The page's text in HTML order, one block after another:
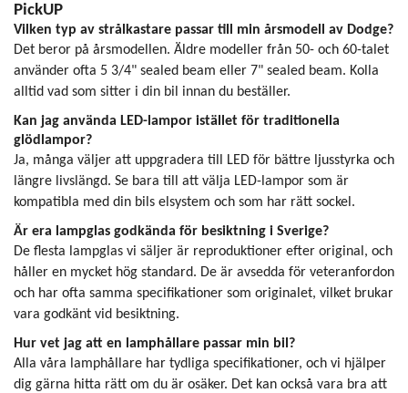
PickUP
Vilken typ av strålkastare passar till min årsmodell av Dodge?
Det beror på årsmodellen. Äldre modeller från 50- och 60-talet
använder ofta 5 3/4" sealed beam eller 7" sealed beam. Kolla
alltid vad som sitter i din bil innan du beställer.
Kan jag använda LED-lampor istället för traditionella
glödlampor?
Ja, många väljer att uppgradera till LED för bättre ljusstyrka och
längre livslängd. Se bara till att välja LED-lampor som är
kompatibla med din bils elsystem och som har rätt sockel.
Är era lampglas godkända för besiktning i Sverige?
De flesta lampglas vi säljer är reproduktioner efter original, och
håller en mycket hög standard. De är avsedda för veteranfordon
och har ofta samma specifikationer som originalet, vilket brukar
vara godkänt vid besiktning.
Hur vet jag att en lamphållare passar min bil?
Alla våra lamphållare har tydliga specifikationer, och vi hjälper
dig gärna hitta rätt om du är osäker. Det kan också vara bra att